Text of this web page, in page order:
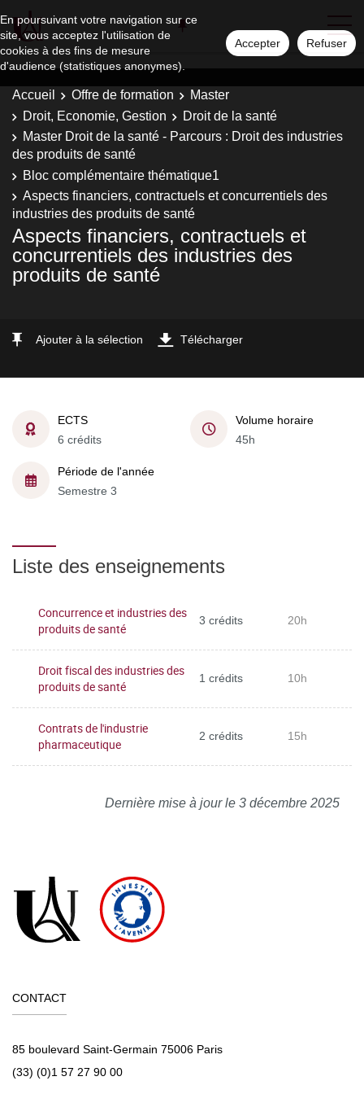
En poursuivant votre navigation sur ce
site, vous acceptez l'utilisation de
cookies à des fins de mesure
d'audience (statistiques anonymes).
Accepter Refuser
Accueil Offre de formation
Master
Droit, Economie, Gestion
Droit de la santé
Master Droit de la santé - Parcours : Droit des industries
des produits de santé
Bloc complémentaire thématique1
Aspects financiers, contractuels et concurrentiels des
industries des produits de santé
Aspects financiers, contractuels et
concurrentiels des industries des
produits de santé
Ajouter à la sélection Télécharger
ECTS
6 crédits
Volume horaire
45h
Période de l'année
Semestre 3
Liste des enseignements
Concurrence et industries des
produits de santé
3 crédits 20h
Droit fiscal des industries des
produits de santé
1 crédits 10h
Contrats de l'industrie
pharmaceutique
2 crédits 15h
Dernière mise à jour le 3 décembre 2025
CONTACT
85 boulevard Saint-Germain 75006 Paris
(33) (0)1 57 27 90 00